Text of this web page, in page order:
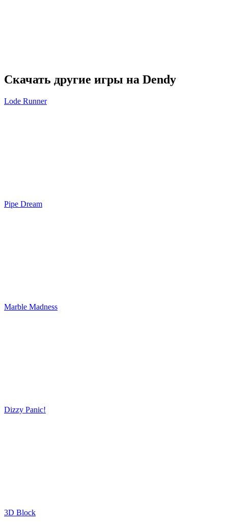
Скачать другие игры на Dendy
Lode Runner
Pipe Dream
Marble Madness
Dizzy Panic!
3D Block